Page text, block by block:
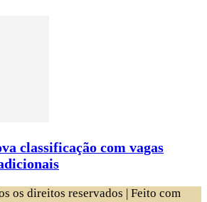
classificação com vagas
os direitos reservados | Feito com